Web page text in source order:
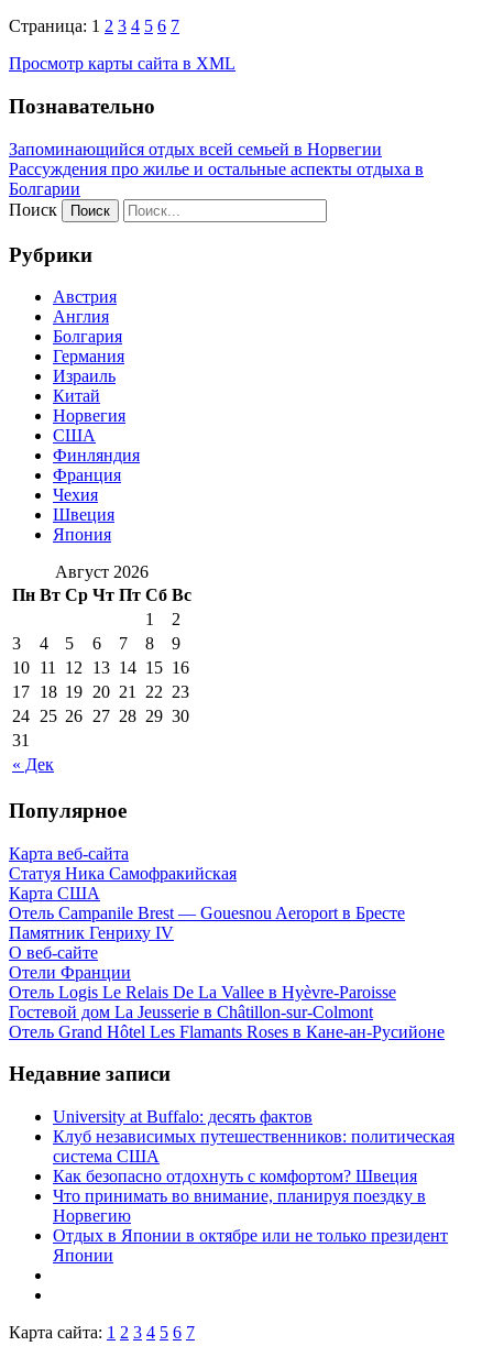
Страница: 1 2 3 4 5 6 7
Просмотр карты сайта в XML
Познавательно
Запоминающийся отдых всей семьей в Норвегии
Рассуждения про жилье и остальные аспекты отдыха в
Болгарии
Поиск
Рубрики
Австрия
Англия
Болгария
Германия
Израиль
Китай
Норвегия
США
Финляндия
Франция
Чехия
Швеция
Япония
Август 2026
Пн Вт Ср Чт Пт Сб Вс
« Дек
1
2
3
4 5 6 7 8
9
10 11 12 13 14 15 16
17 18 19 20 21 22 23
24 25 26 27 28 29 30
31
Популярное
Карта веб-сайта
Статуя Ника Самофракийская
Карта США
Отель Campanile Brest — Gouesnou Aeroport в Бресте
Памятник Генриху IV
О веб-сайте
Отели Франции
Отель Logis Le Relais De La Vallee в Hyèvre-Paroisse
Гостевой дом La Jeusserie в Châtillon-sur-Colmont
Отель Grand Hôtel Les Flamants Roses в Кане-ан-Русийоне
Недавние записи
University at Buffalo: десять фактов
Клуб независимых путешественников: политическая
система США
Как безопасно отдохнуть с комфортом? Швеция
Что принимать во внимание, планируя поездку в
Норвегию
Отдых в Японии в октябре или не только президент
Японии
Карта сайта: 1 2 3 4 5 6 7